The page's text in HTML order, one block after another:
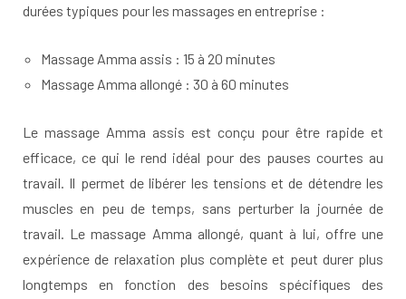
durées typiques pour les massages en entreprise :
Massage Amma assis : 15 à 20 minutes
Massage Amma allongé : 30 à 60 minutes
Le massage Amma assis est conçu pour être rapide et
efficace, ce qui le rend idéal pour des pauses courtes au
travail. Il permet de libérer les tensions et de détendre les
muscles en peu de temps, sans perturber la journée de
travail. Le massage Amma allongé, quant à lui, offre une
expérience de relaxation plus complète et peut durer plus
longtemps en fonction des besoins spécifiques des